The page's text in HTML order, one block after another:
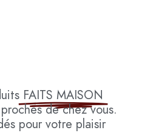
FAITS MAISON
de chez vous.
pour votre plaisir